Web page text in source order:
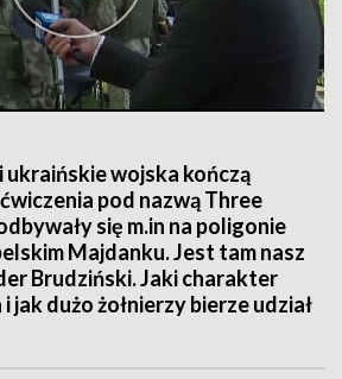
wojska kończą
pod nazwą Three
się m.in na poligonie
Majdanku. Jest tam nasz
Brudziński. Jaki charakter
jak dużo żołnierzy bierze udział